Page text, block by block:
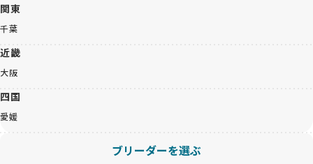
関東
千葉
近畿
大阪
四国
愛媛
ブリーダーを選ぶ